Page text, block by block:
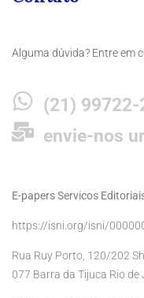
Alguma dúvida? Entre em
(21) 99722-
envie-nos
E-papers Servicos
https://isni.org/isni/
Rua Ruy Porto, 120/202
077 Barra da Tijuca Rio de